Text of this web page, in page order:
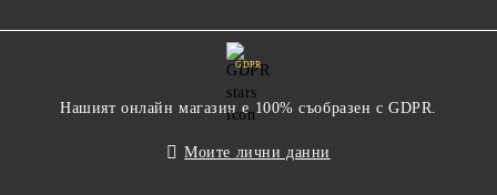
GDPR
Нашият онлайн магазин е 100% съобразен с GDPR.
Моите лични данни